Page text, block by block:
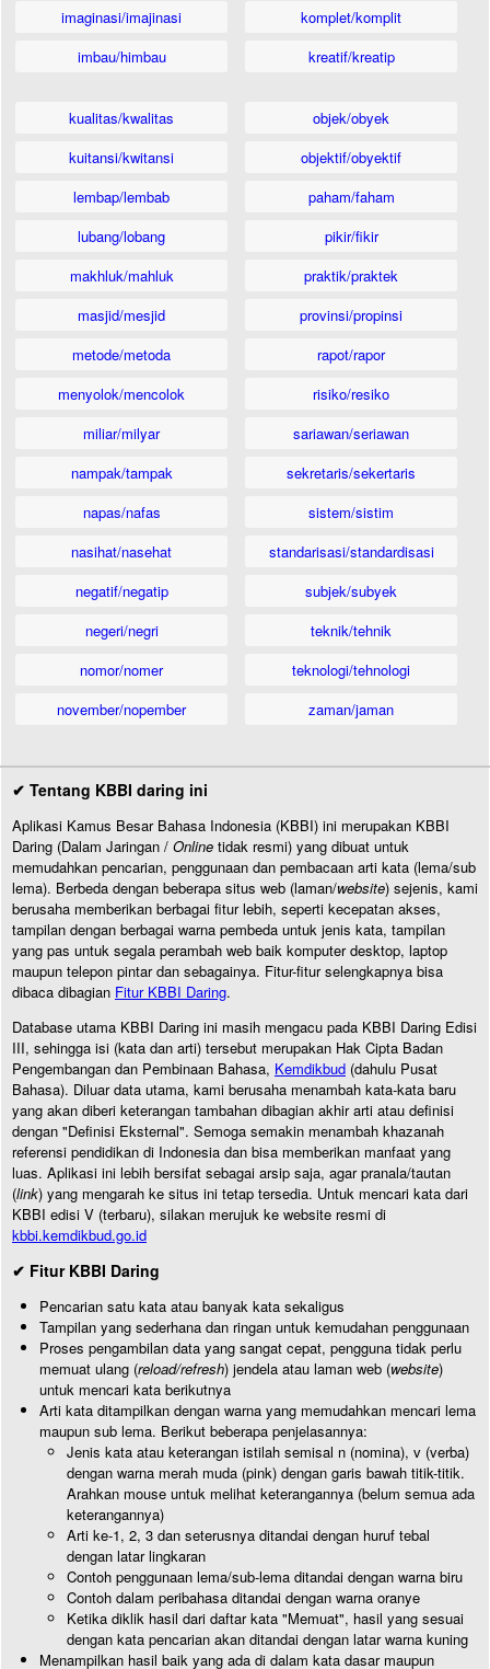
imaginasi/imajinasi
imbau/himbau
komplet/komplit
kreatif/kreatip
kualitas/kwalitas
kuitansi/kwitansi
lembap/lembab
lubang/lobang
makhluk/mahluk
masjid/mesjid
metode/metoda
menyolok/mencolok
miliar/milyar
nampak/tampak
napas/nafas
nasihat/nasehat
negatif/negatip
negeri/negri
nomor/nomer
november/nopember
objek/obyek
objektif/obyektif
paham/faham
pikir/fikir
praktik/praktek
provinsi/propinsi
rapot/rapor
risiko/resiko
sariawan/seriawan
sekretaris/sekertaris
sistem/sistim
standarisasi/standardisasi
subjek/subyek
teknik/tehnik
teknologi/tehnologi
zaman/jaman
✔ Tentang KBBI daring ini
Aplikasi Kamus Besar Bahasa Indonesia (KBBI) ini merupakan KBBI
Daring (Dalam Jaringan / Online tidak resmi) yang dibuat untuk
memudahkan pencarian, penggunaan dan pembacaan arti kata (lema/sub
lema). Berbeda dengan beberapa situs web (laman/website) sejenis, kami
berusaha memberikan berbagai fitur lebih, seperti kecepatan akses,
tampilan dengan berbagai warna pembeda untuk jenis kata, tampilan
yang pas untuk segala perambah web baik komputer desktop, laptop
maupun telepon pintar dan sebagainya. Fitur-fitur selengkapnya bisa
dibaca dibagian Fitur KBBI Daring.
Database utama KBBI Daring ini masih mengacu pada KBBI Daring Edisi
III, sehingga isi (kata dan arti) tersebut merupakan Hak Cipta Badan
Pengembangan dan Pembinaan Bahasa, Kemdikbud (dahulu Pusat
Bahasa). Diluar data utama, kami berusaha menambah kata-kata baru
yang akan diberi keterangan tambahan dibagian akhir arti atau definisi
dengan "Definisi Eksternal". Semoga semakin menambah khazanah
referensi pendidikan di Indonesia dan bisa memberikan manfaat yang
luas. Aplikasi ini lebih bersifat sebagai arsip saja, agar pranala/tautan
(link) yang mengarah ke situs ini tetap tersedia. Untuk mencari kata dari
KBBI edisi V (terbaru), silakan merujuk ke website resmi di
kbbi.kemdikbud.go.id
✔ Fitur KBBI Daring
Pencarian satu kata atau banyak kata sekaligus
Tampilan yang sederhana dan ringan untuk kemudahan penggunaan
Proses pengambilan data yang sangat cepat, pengguna tidak perlu
memuat ulang (reload/refresh) jendela atau laman web (website)
untuk mencari kata berikutnya
Arti kata ditampilkan dengan warna yang memudahkan mencari lema
maupun sub lema. Berikut beberapa penjelasannya:
Jenis kata atau keterangan istilah semisal n (nomina), v (verba)
dengan warna merah muda (pink) dengan garis bawah titik-titik.
Arahkan mouse untuk melihat keterangannya (belum semua ada
keterangannya)
Arti ke-1, 2, 3 dan seterusnya ditandai dengan huruf tebal
dengan latar lingkaran
Contoh penggunaan lema/sub-lema ditandai dengan warna biru
Contoh dalam peribahasa ditandai dengan warna oranye
Ketika diklik hasil dari daftar kata "Memuat", hasil yang sesuai
dengan kata pencarian akan ditandai dengan latar warna kuning
Menampilkan hasil baik yang ada di dalam kata dasar maupun